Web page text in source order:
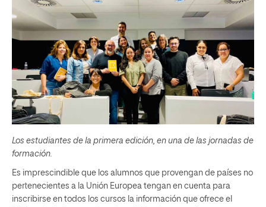
Los estudiantes de la primera edición, en una de las jornadas de
formación.
Es imprescindible que los alumnos que provengan de países no
pertenecientes a la Unión Europea tengan en cuenta para
inscribirse en todos los cursos la información que ofrece el